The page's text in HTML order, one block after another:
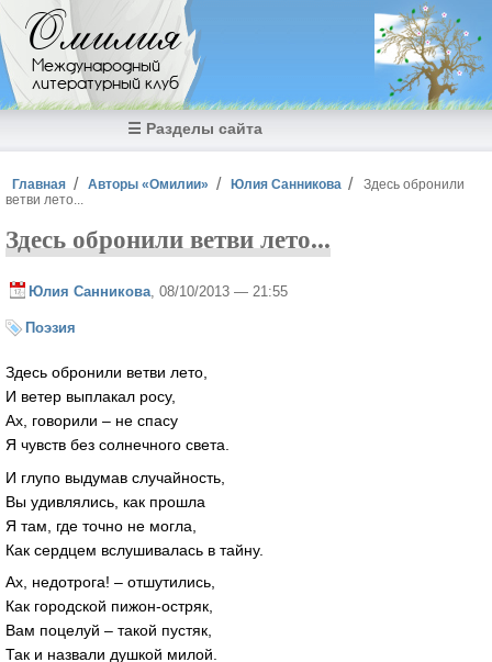
Перейти к основному содержанию
Омилия
Международный
литературный клуб
☰ Разделы сайта
Вы здесь
Главная Авторы «Омилии» Юлия Санникова
Здесь обронили
ветви лето...
Здесь обронили ветви лето...
Юлия Санникова , 08/10/2013 — 21:55
Поэзия
Здесь обронили ветви лето,
И ветер выплакал росу,
Ах, говорили – не спасу
Я чувств без солнечного света.
И глупо выдумав случайность,
Вы удивлялись, как прошла
Я там, где точно не могла,
Как сердцем вслушивалась в тайну.
Ах, недотрога! – отшутились,
Как городской пижон-остряк,
Вам поцелуй – такой пустяк,
Так и назвали душкой милой.